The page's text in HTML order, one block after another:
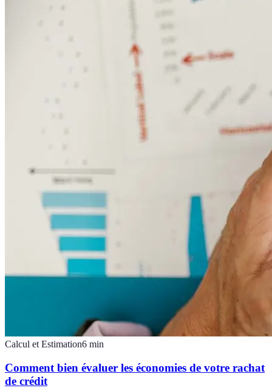
Calcul et Estimation6 min
Comment bien évaluer les économies de votre rachat
de crédit